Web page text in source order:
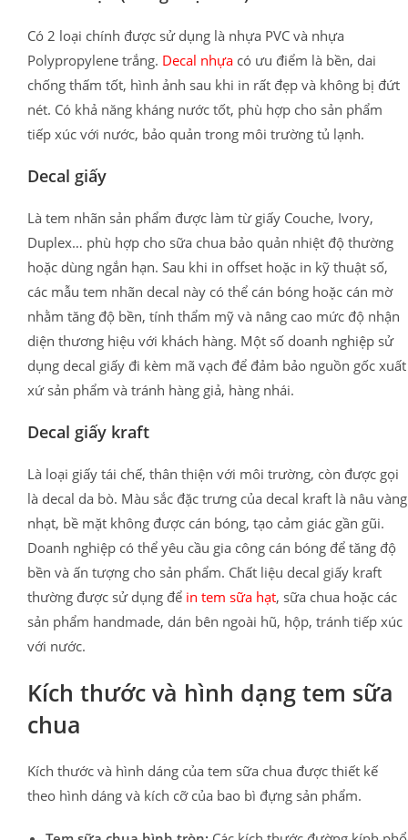
Có 2 loại chính được sử dụng là nhựa PVC và nhựa
Polypropylene trắng. Decal nhựa có ưu điểm là bền, dai
chống thấm tốt, hình ảnh sau khi in rất đẹp và không bị đứt
nét. Có khả năng kháng nước tốt, phù hợp cho sản phẩm
tiếp xúc với nước, bảo quản trong môi trường tủ lạnh.
Decal giấy
Là tem nhãn sản phẩm được làm từ giấy Couche, Ivory,
Duplex… phù hợp cho sữa chua bảo quản nhiệt độ thường
hoặc dùng ngắn hạn. Sau khi in offset hoặc in kỹ thuật số,
các mẫu tem nhãn decal này có thể cán bóng hoặc cán mờ
nhằm tăng độ bền, tính thẩm mỹ và nâng cao mức độ nhận
diện thương hiệu với khách hàng. Một số doanh nghiệp sử
dụng decal giấy đi kèm mã vạch để đảm bảo nguồn gốc xuất
xứ sản phẩm và tránh hàng giả, hàng nhái.
Decal giấy kraft
Là loại giấy tái chế, thân thiện với môi trường, còn được gọi
là decal da bò. Màu sắc đặc trưng của decal kraft là nâu vàng
nhạt, bề mặt không được cán bóng, tạo cảm giác gần gũi.
Doanh nghiệp có thể yêu cầu gia công cán bóng để tăng độ
bền và ấn tượng cho sản phẩm. Chất liệu decal giấy kraft
thường được sử dụng để in tem sữa hạt, sữa chua hoặc các
sản phẩm handmade, dán bên ngoài hũ, hộp, tránh tiếp xúc
với nước.
Kích thước và hình dạng tem sữa
chua
Kích thước và hình dáng của tem sữa chua được thiết kế
theo hình dáng và kích cỡ của bao bì đựng sản phẩm.